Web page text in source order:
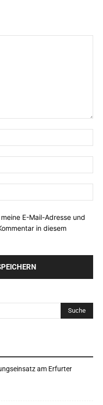
E-Mail-Adresse und
in diesem
am Erfurter